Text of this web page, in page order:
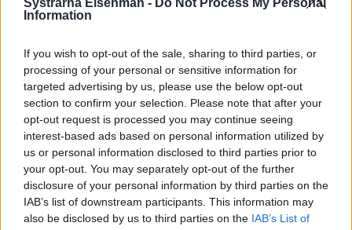
Systrarna Eisenman - Do Not Process My Personal
Information
If you wish to opt-out of the sale, sharing to third parties, or
processing of your personal or sensitive information for
targeted advertising by us, please use the below opt-out
section to confirm your selection. Please note that after your
opt-out request is processed you may continue seeing
interest-based ads based on personal information utilized by
us or personal information disclosed to third parties prior to
your opt-out. You may separately opt-out of the further
disclosure of your personal information by third parties on the
IAB’s list of downstream participants. This information may
also be disclosed by us to third parties on the IAB’s List of